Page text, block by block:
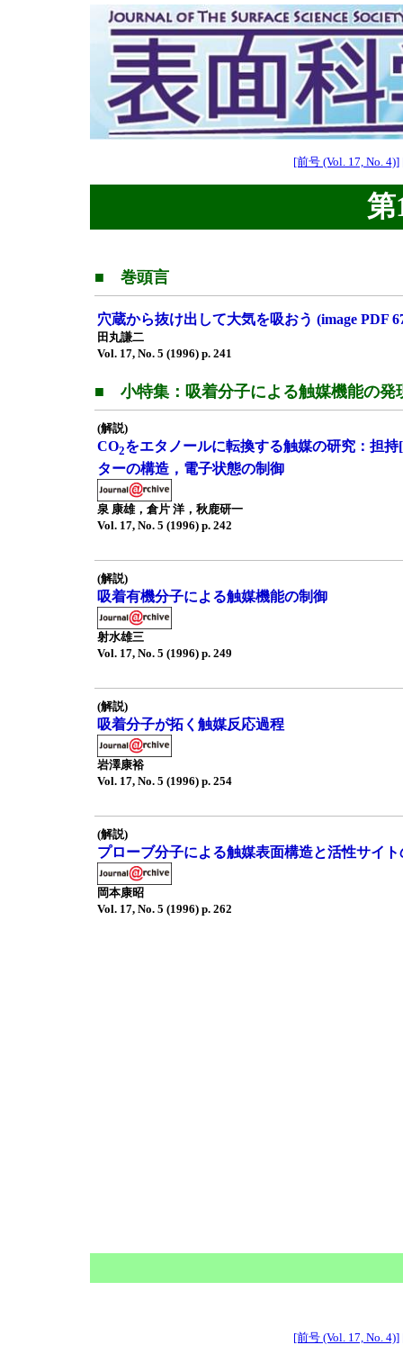
[前号 (Vol. 17, No. 4)]
第
■ 巻頭言
穴蔵から抜け出して大気を吸おう (image PDF
田丸謙二
Vol. 17, No. 5 (1996) p. 241
■ 小特集：吸着分子による触媒機能の発
(解説)
CO2をエタノールに転換する触媒の研究：担持
ターの構造，電子状態の制御
泉 康雄，倉片 洋，秋鹿研一
Vol. 17, No. 5 (1996) p. 242
(解説)
吸着有機分子による触媒機能の制御
射水雄三
Vol. 17, No. 5 (1996) p. 249
(解説)
吸着分子が拓く触媒反応過程
岩澤康裕
Vol. 17, No. 5 (1996) p. 254
(解説)
プローブ分子による触媒表面構造と活性サイト
岡本康昭
Vol. 17, No. 5 (1996) p. 262
[前号 (Vol. 17, No. 4)]